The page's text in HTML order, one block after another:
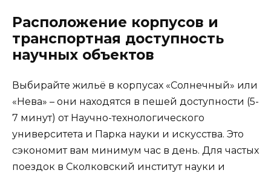
Расположение корпусов и
транспортная доступность
научных объектов
Выбирайте жильё в корпусах «Солнечный» или
«Нева» – они находятся в пешей доступности (5-
7 минут) от Научно-технологического
университета и Парка науки и искусства. Это
сэкономит вам минимум час в день. Для частых
поездок в Сколковский институт науки и